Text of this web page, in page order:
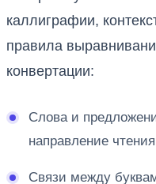
каллиграфии,
правила
конвертации:
Слова и
направление
Связи между